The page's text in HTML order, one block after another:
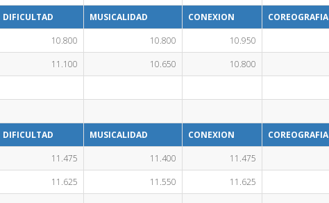
DIFICULTAD MUSICALIDAD CONEXION COREOGRAFIA
10.800 10.800 10.950
11.100 10.650 10.800
DIFICULTAD MUSICALIDAD CONEXION COREOGRAFIA
11.475 11.400 11.475
11.625 11.550 11.625